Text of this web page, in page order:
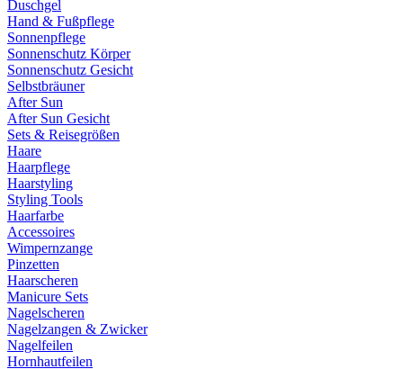
Duschgel
Hand & Fußpflege
Sonnenpflege
Sonnenschutz Körper
Sonnenschutz Gesicht
Selbstbräuner
After Sun
After Sun Gesicht
Sets & Reisegrößen
Haare
Haarpflege
Haarstyling
Styling Tools
Haarfarbe
Accessoires
Wimpernzange
Pinzetten
Haarscheren
Manicure Sets
Nagelscheren
Nagelzangen & Zwicker
Nagelfeilen
Hornhautfeilen